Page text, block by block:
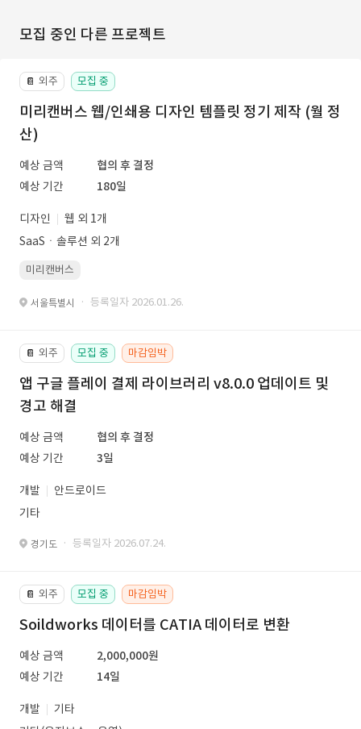
모집 중인 다른 프로젝트
📔 외주 모집 중
미리캔버스 웹/인쇄용 디자인 템플릿 정기 제작 (월 정
산)
예상 금액
협의 후 결정
예상 기간
180일
디자인
웹 외 1개
SaaSㆍ솔루션 외 2개
미리캔버스
서울특별시 · 등록일자 2026.01.26.
📔 외주 모집 중 마감임박
앱 구글 플레이 결제 라이브러리 v8.0.0 업데이트 및
경고 해결
예상 금액
협의 후 결정
예상 기간
3일
개발
안드로이드
기타
경기도 · 등록일자 2026.07.24.
📔 외주 모집 중 마감임박
Soildworks 데이터를 CATIA 데이터로 변환
예상 금액
2,000,000원
예상 기간
14일
개발
기타